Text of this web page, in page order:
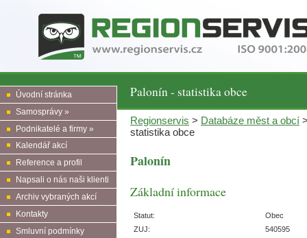
Palonín - statistika obce
Úvodní stránka
Samosprávy »
Podnikatelé a firmy »
Kalendář akcí
Reference a profil
Napsali o nás naši klienti
Archiv vybraných akcí
Kontakty
Smluvní podmínky
Regionservis > Databáze měst a obcí
statistika obce
Palonín
Základní informace
Statut:
Obec
ZUJ:
540595